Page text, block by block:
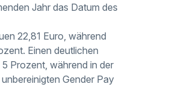
Jahr das Datum des
22,81 Euro, während
Einen deutlichen
Prozent, während in der
Gender Pay